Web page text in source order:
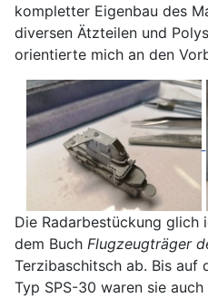
kompletter Eigenbau des
diversen Ätzteilen und
orientierte mich an den
Die Radarbestückung
dem Buch Flugzeugträger
Terzibaschitsch ab. Bis auf
Typ SPS-30 waren sie